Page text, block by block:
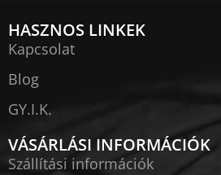
HASZNOS LINKEK
Kapcsolat
Blog
GY.I.K.
VÁSÁRLÁSI INFORMÁCIÓK
Szállítási információk